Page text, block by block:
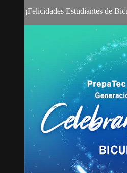
¡Felicidades Estudiantes de